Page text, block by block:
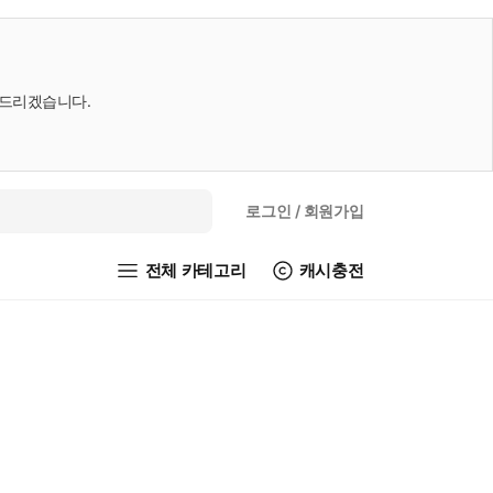
리겠습니다.
로그인 / 회원가입
전체 카테고리 캐시충전